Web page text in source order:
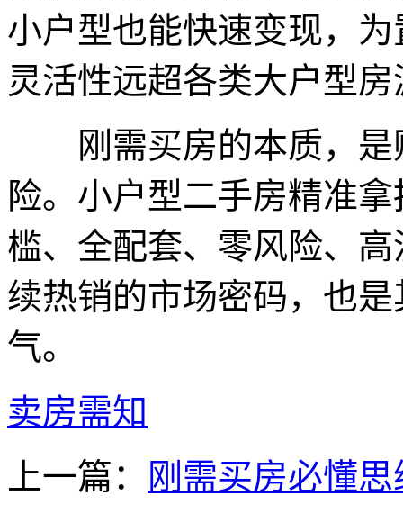
小户型也能快速变现，
灵活性远超各类大户型房
刚需买房的本质，是
险。小户型二手房精准
槛、全配套、零风险、
续热销的市场密码，也
气。
卖房需知
上一篇：
刚需买房必懂